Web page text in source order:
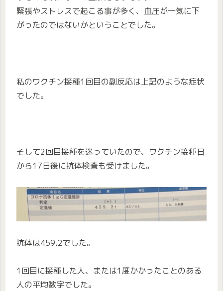
緊張やストレスで起こる事が多く、血圧が一気に下
がったのではないかということでした。
私のワクチン接種1回目の副反応は上記のような症状
でした。
そして2回目接種を迷っていたので、ワクチン接種日
から17日後に抗体検査も受けました。
抗体は459.2でした。
1回目に接種した人、または1度かかったことのある
人の平均数字でした。